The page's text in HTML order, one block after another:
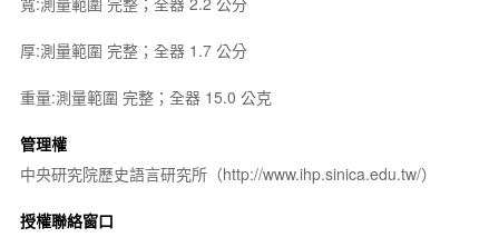
厚:測量範圍 完整；全器 1.7 公分
重量:測量範圍 完整；全器 15.0 公克
管理權
中央研究院歷史語言研究所（http://www.ihp.sinica.edu.tw/）
授權聯絡窗口